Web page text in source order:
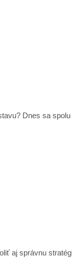
Dnes sa
aj správnu